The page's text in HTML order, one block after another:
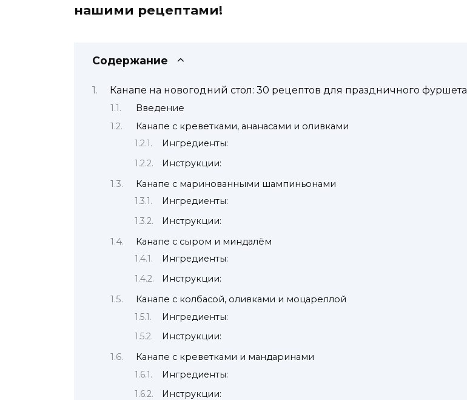
нашими рецептами!
Содержание
Канапе на новогодний стол: 30 рецептов для праздничного фуршета
Введение
Канапе с креветками, ананасами и оливками
Ингредиенты:
Инструкции:
Канапе с маринованными шампиньонами
Ингредиенты:
Инструкции:
Канапе с сыром и миндалём
Ингредиенты:
Инструкции:
Канапе с колбасой, оливками и моцареллой
Ингредиенты:
Инструкции:
Канапе с креветками и мандаринами
Ингредиенты:
Инструкции: